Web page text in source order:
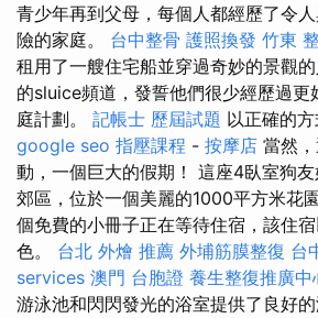
青少年再到父母，每個人都經歷了令
險的家庭。 台中整骨 護照換發 竹東
租用了一艘住宅船並穿過奇妙的景觀
的sluice頻道，發誓他們很少經歷過更
庭計劃。 記帳士 歷屆試題 以正確的
google seo 指壓課程 - 按摩店 當然
動，一個巨大的假期！ 這座4臥室狗
郊區，位於一個美麗的1000平方米花
個免費的小冊子正在等待住宿，該住
色。 台北 外燴 推薦 外埔筋膜整復 台
services 澳門 台胞證 養生整復推廣中
游泳池和閃閃發光的浴室提供了良好